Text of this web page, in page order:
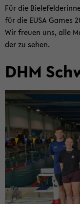
Für die
für die EUSA Games
Wir freu­en uns, alle
der zu sehen.
DHM